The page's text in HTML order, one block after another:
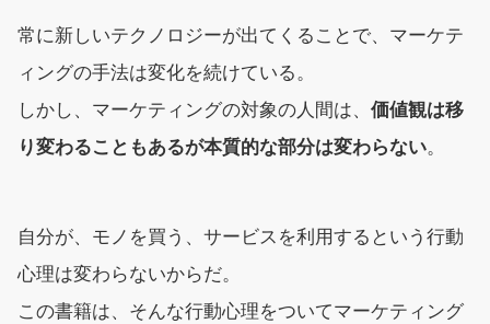
常に新しいテクノロジーが出てくることで、マーケテ
ィングの手法は変化を続けている。
しかし、マーケティングの対象の人間は、 価値観は移
り変わることもあるが本質的な部分は変わらない。
自分が、モノを買う、サービスを利用するという行動
心理は変わらないからだ。
この書籍は、そんな行動心理をついてマーケティング